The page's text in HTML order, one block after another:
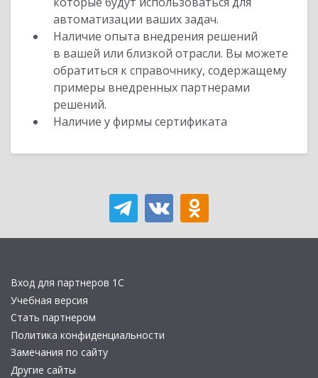
автоматизации ваших задач.
Наличие опыта внедрения решений
в вашей или близкой отрасли. Вы можете
обратиться к справочнику, содержащему
примеры внедренных партнерами
решений.
Наличие у фирмы сертификата
Вход для партнеров 1С
Учебная версия
Стать партнером
Политика конфиденциальности
Замечания по сайту
Другие сайты